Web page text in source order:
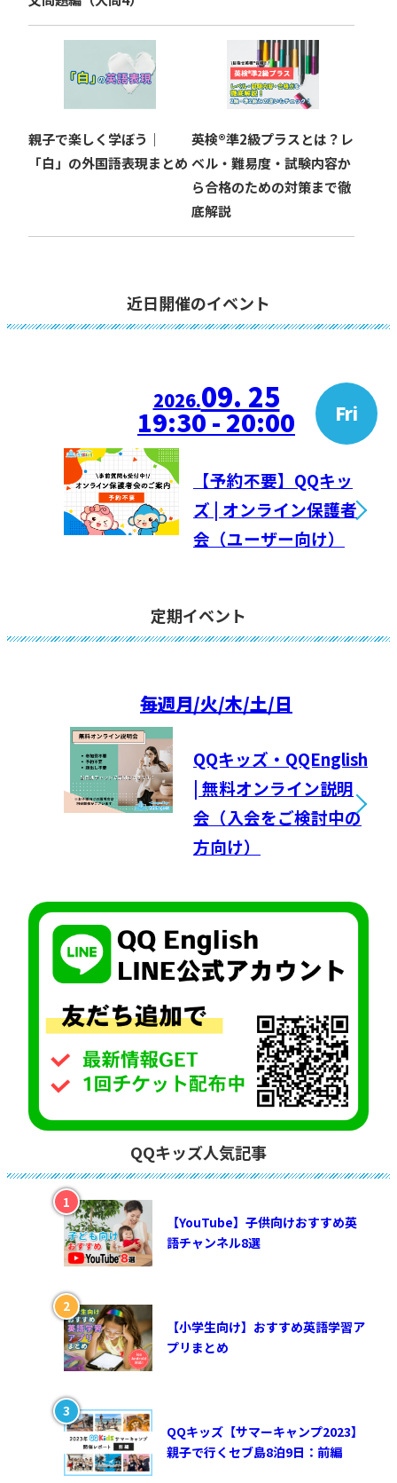
親子で楽しく学ぼう｜
「白」の外国語表現まとめ
英検®︎準2級プラスとは？レ
ベル・難易度・試験内容か
ら合格のための対策まで徹
底解説
近日開催のイベント
2026.09. 25 Fri
19:30 - 20:00
【予約不要】QQキッ
ズ | オンライン保護者
会（ユーザー向け）
定期イベント
毎週月/火/木/土/日
QQキッズ・QQEnglish
| 無料オンライン説明
会（入会をご検討中の
方向け）
QQキッズ人気記事
【YouTube】子供向けおすすめ英
語チャンネル8選
【小学生向け】おすすめ英語学習ア
プリまとめ
QQキッズ【サマーキャンプ2023】
親子で行くセブ島8泊9日：前編